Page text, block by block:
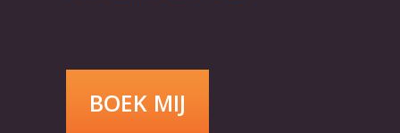
BOEK MIJ